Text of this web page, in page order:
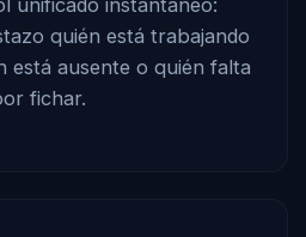
quién está trabajando
está ausente o quién falta
fichar.